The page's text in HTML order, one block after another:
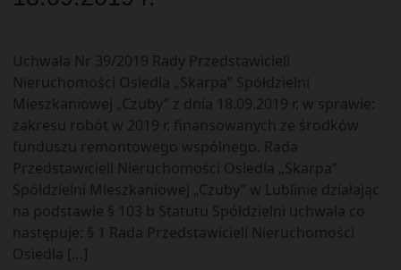
Uchwała Nr 39/2019 Rady Przedstawicieli
Nieruchomości Osiedla „Skarpa” Spółdzielni
Mieszkaniowej „Czuby” z dnia 18.09.2019 r. w sprawie:
zakresu robót w 2019 r. finansowanych ze środków
funduszu remontowego wspólnego. Rada
Przedstawicieli Nieruchomości Osiedla „Skarpa”
Spółdzielni Mieszkaniowej „Czuby” w Lublinie działając
na podstawie § 103 b Statutu Spółdzielni uchwala co
następuje: § 1 Rada Przedstawicieli Nieruchomości
Osiedla […]